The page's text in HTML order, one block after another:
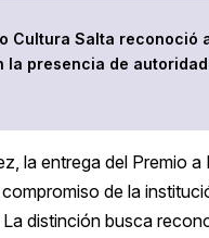
Cultura Salta reconoció
la presencia de
la entrega del Premio
de la
distinción busca